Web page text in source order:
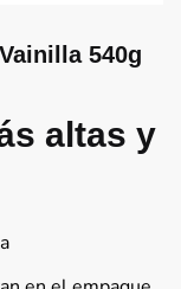
540g
altas y